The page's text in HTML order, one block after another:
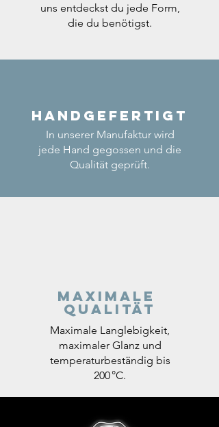
uns entdeckst du jede Form,
die du benötigst.
Handgefertigt
In unserer Manufaktur wird
jede Hand gegossen und die
Qualität geprüft.
Maximale
Qualität
Maximale Langlebigkeit,
maximaler Glanz und
temperaturbeständig bis
200 °C.